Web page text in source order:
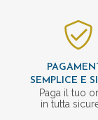
SEMPLICE E
Paga il tuo
in tutta